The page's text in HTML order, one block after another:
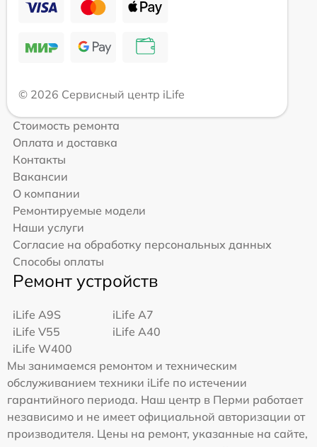
© 2026 Сервисный центр iLife
Стоимость ремонта
Оплата и доставка
Контакты
Вакансии
О компании
Ремонтируемые модели
Наши услуги
Согласие на обработку персональных данных
Способы оплаты
Ремонт устройств
iLife A9S
iLife A7
iLife V55
iLife A40
iLife W400
Мы занимаемся ремонтом и техническим
обслуживанием техники iLife по истечении
гарантийного периода. Наш центр в Перми работает
независимо и не имеет официальной авторизации от
производителя. Цены на ремонт, указанные на сайте,